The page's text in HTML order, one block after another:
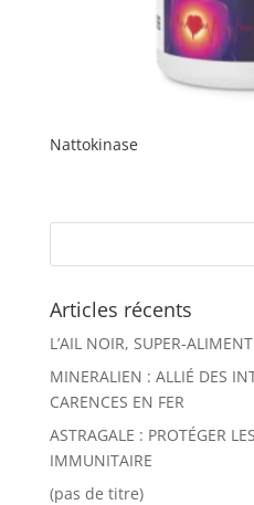
Nattokinase
Articles récents
L’AIL NOIR, SUPER-ALIMENT
MINERALIEN : ALLIÉ DES
CARENCES EN FER
ASTRAGALE : PROTÉGER
IMMUNITAIRE
(pas de titre)